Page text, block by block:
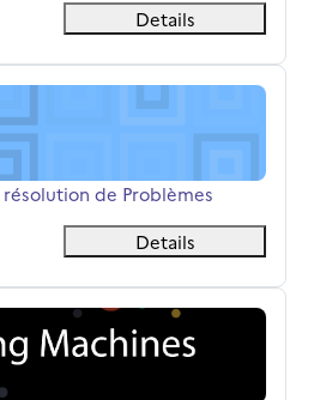
Details
de Problèmes
résolution de Problèmes
Details
SCIENCE IAE